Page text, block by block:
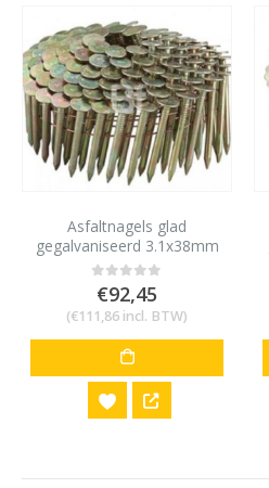
Asfaltnagels glad
gegalvaniseerd 3.1x38mm
(7200st)
0out of 5
€92,45
(€111,86 incl. BTW)